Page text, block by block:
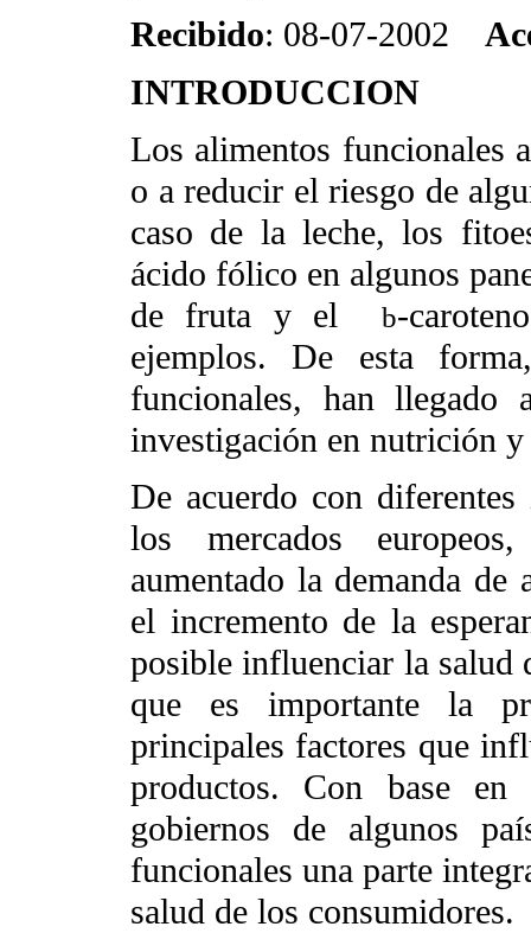
Recibido: 08-07-2002
INTRODUCCION
Los alimentos funcionales
o a reducir el riesgo de
caso de la leche, los
ácido fólico en algunos
de fruta y el
b-
ejemplos. De esta
funcionales, han
investigación en nutrición
De acuerdo con
los mercados
aumentado la demanda
el incremento de la
posible influenciar la salud
que es importante la
principales factores que
productos. Con base
gobiernos de algunos
funcionales una parte
salud de los consumidores.